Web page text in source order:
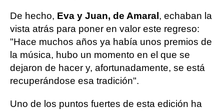
De hecho, Eva y Juan, de Amaral , echaban la
vista atrás para poner en valor este regreso:
"Hace muchos años ya había unos premios de
la música, hubo un momento en el que se
dejaron de hacer y, afortunadamente, se está
recuperándose esa tradición".
Uno de los puntos fuertes de esta edición ha